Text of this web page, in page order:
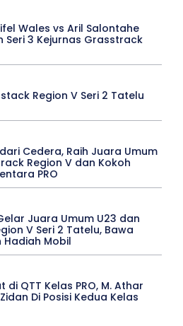
Wales vs Aril Salontahe
Seri 3 Kejurnas Grasstrack
Region V Seri 2 Tatelu
Cedera, Raih Juara Umum
Region V dan Kokoh
PRO
Juara Umum U23 dan
V Seri 2 Tatelu, Bawa
Hadiah Mobil
QTT Kelas PRO, M. Athar
Di Posisi Kedua Kelas